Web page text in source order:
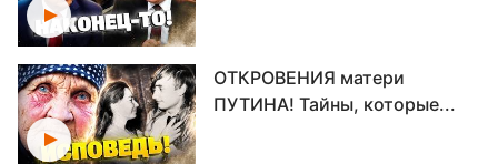
ОТКРОВЕНИЯ матери
ПУТИНА! Тайны, которые...